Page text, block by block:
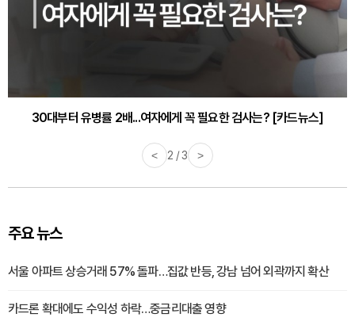
30대부터 유병률 2배...여자에게 꼭 필요한 검사는? [카드뉴스]
< 2 / 3 >
주요 뉴스
서울 아파트 상승거래 57% 돌파…집값 반등, 강남 넘어 외곽까지 확산
카드론 확대에도 수익성 하락…중금리대출 영향